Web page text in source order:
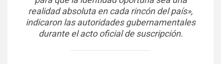
realidad absoluta en cada rincón del país»,
indicaron las autoridades gubernamentales
durante el acto oficial de suscripción.